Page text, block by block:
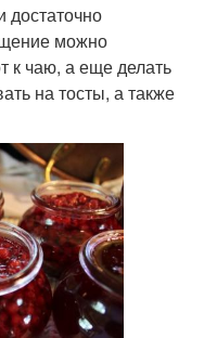
достаточно
можно
к чаю, а еще делать
на тосты, а также